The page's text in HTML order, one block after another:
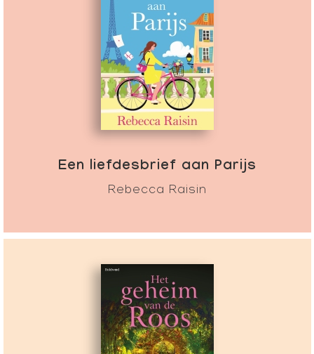
Een liefdesbrief aan Parijs
Rebecca Raisin